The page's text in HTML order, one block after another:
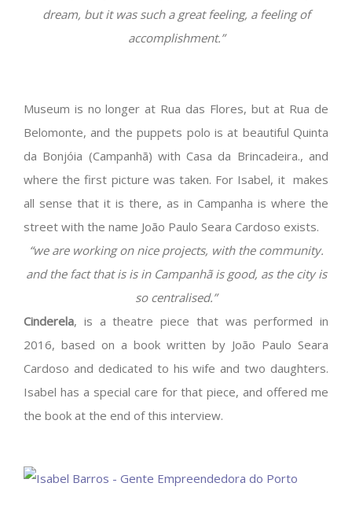
dream, but it was such a great feeling, a feeling of
accomplishment.”
Museum is no longer at Rua das Flores, but at Rua de
Belomonte, and the puppets polo is at beautiful Quinta
da Bonjóia (Campanhã) with Casa da Brincadeira., and
where the first picture was taken. For Isabel, it makes
all sense that it is there, as in Campanha is where the
street with the name João Paulo Seara Cardoso exists.
“we are working on nice projects, with the community.
and the fact that is is in Campanhã is good, as the city is
so centralised.”
Cinderela, is a theatre piece that was performed in
2016, based on a book written by João Paulo Seara
Cardoso and dedicated to his wife and two daughters.
Isabel has a special care for that piece, and offered me
the book at the end of this interview.